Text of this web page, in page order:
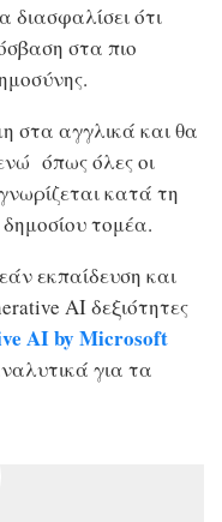
ότι
στα πιο
στα αγγλικά και θα
όπως όλες οι
κατά τη
τομέα.
εκπαίδευση και
AI δεξιότητες
AI by Microsoft
για τα